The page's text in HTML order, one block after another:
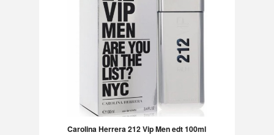
Carolina Herrera 212 Vip Men edt 100ml